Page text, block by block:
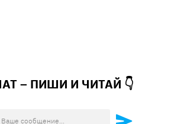
– ПИШИ И ЧИТАЙ 👇